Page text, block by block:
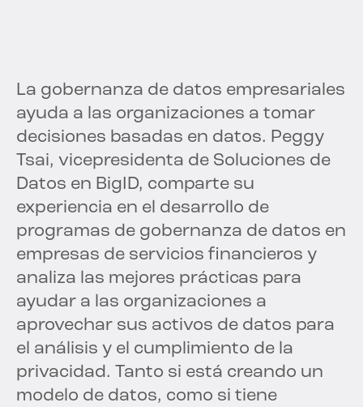
La gobernanza de datos empresariales
ayuda a las organizaciones a tomar
decisiones basadas en datos. Peggy
Tsai, vicepresidenta de Soluciones de
Datos en BigID, comparte su
experiencia en el desarrollo de
programas de gobernanza de datos en
empresas de servicios financieros y
analiza las mejores prácticas para
ayudar a las organizaciones a
aprovechar sus activos de datos para
el análisis y el cumplimiento de la
privacidad. Tanto si está creando un
modelo de datos, como si tiene